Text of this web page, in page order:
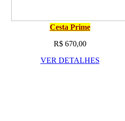
Cesta Prime
R$ 670,00
VER DETALHES